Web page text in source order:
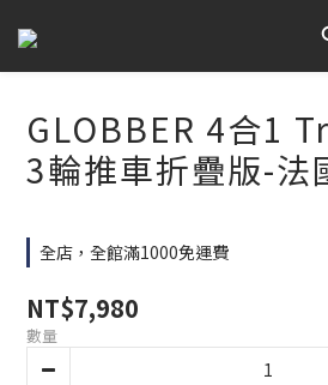
GLOBBER 4合1
3輪推車折疊版-法
全店，全館滿1000免運費
NT$7,980
數量